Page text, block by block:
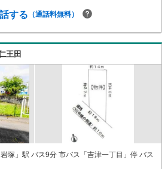
確保しています。建築条件はございません
ただけます。■ 利便性と落ち着きが共存北
）に面した、間口約9.2mの整形地で
め、解体費用を抑えてスムーズな建築が
学校も徒歩圏内に揃い、都心への近さと暮
したエリアです。
する （通話料無料）
王田
塚」駅 バス9分 市バス「吉津一丁目」停 バス